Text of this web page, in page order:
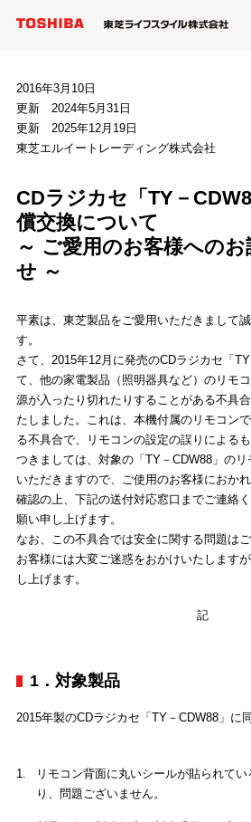
CDラジカセ「TY－
償交換について
～ ご愛用のお客様への
せ ～
2016年3月10日
更新 2024年5月31日
更新 2025年12月19日
東芝エルイートレーディング株式会社
平素は、東芝製品をご愛用いただきまして
す。
さて、2015年12月に発売のCDラジカセ「
て、他の家電製品（照明器具など）のリモ
源が入ったり切れたりすることがある不具
たしました。これは、本機付属のリモコン
る不具合で、リモコンの設定の誤りによるも
つきましては、対象の「TY－CDW88」の
いただきますので、ご使用のお客様におか
確認の上、下記の送付対応窓口までご連絡
願い申し上げます。
なお、この不具合では安全に関する問題はご
お客様には大変ご迷惑をおかけいたします
し上げます。
記
1．対象製品
2015年製のCDラジカセ「TY－CDW88」に
1.
リモコン背面に丸いシールが貼られて
り、問題ございません。